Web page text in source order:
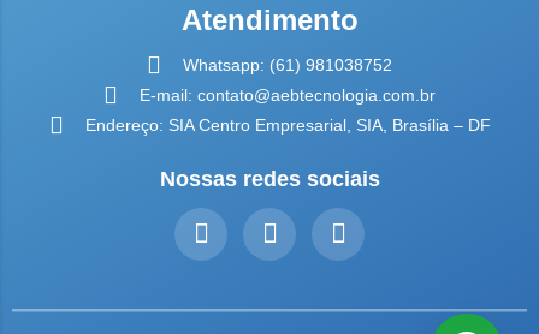
Atendimento
Whatsapp: (61) 981038752
E-mail: contato@aebtecnologia.com.br
Endereço: SIA Centro Empresarial, SIA, Brasília – DF
Nossas redes sociais